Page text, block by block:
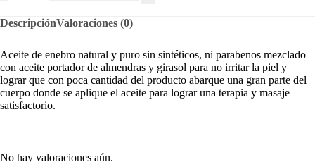
DescripciónValoraciones (0)
Aceite de enebro natural y puro sin sintéticos, ni parabenos mezclado
con aceite portador de almendras y girasol para no irritar la piel y
lograr que con poca cantidad del producto abarque una gran parte del
cuerpo donde se aplique el aceite para lograr una terapia y masaje
satisfactorio.
No hay valoraciones aún.